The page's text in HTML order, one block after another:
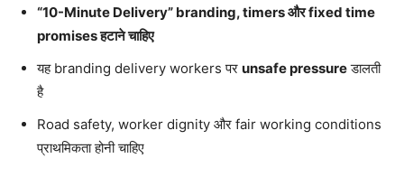
“10-Minute Delivery” branding, timers और fixed time
promises हटाने चाहिए
यह branding delivery workers पर unsafe pressureडालती
है
Road safety, worker dignity और fair working conditions
प्राथमिकता होनी चाहिए